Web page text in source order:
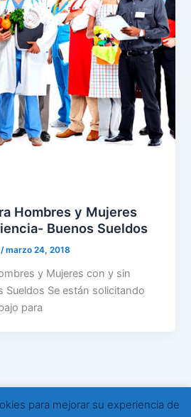
Hombres y Mujeres
Buenos Sueldos
/marzo 24, 2018
y Mujeres con y sin
Sueldos Se están solicitando
para
para mejorar su experiencia de